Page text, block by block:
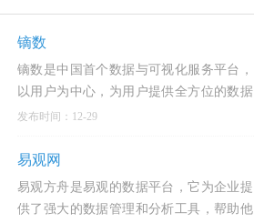
镝数
镝数是中国首个数据与可视化服务平台，
以用户为中心，为用户提供全方位的数据
处理和可视化解决方案。我们不仅提供丰
发布时间：12-29
易观网
易观方舟是易观的数据平台，它为企业提
供了强大的数据管理和分析工具，帮助他